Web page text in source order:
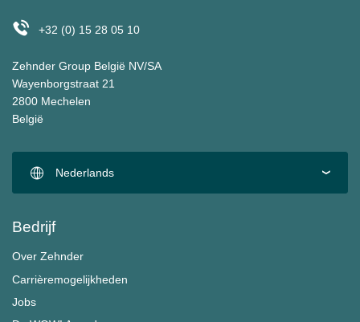
+32 (0) 15 28 05 10
Zehnder Group België NV/SA
Wayenborgstraat 21
2800 Mechelen
België
Nederlands
Bedrijf
Over Zehnder
Carrièremogelijkheden
Jobs